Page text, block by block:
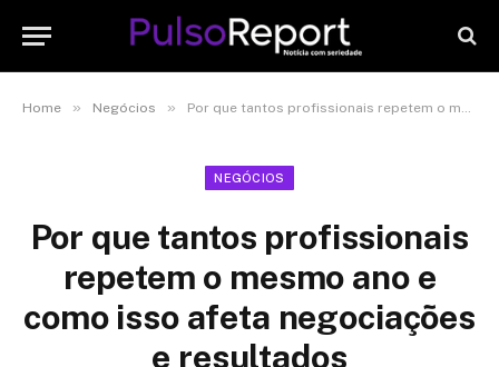
Home » Negócios » Por que tantos profissionais repetem o mesmo ano e como isso afeta negociações e resultados
NEGÓCIOS
Por que tantos profissionais
repetem o mesmo ano e
como isso afeta negociações
e resultados